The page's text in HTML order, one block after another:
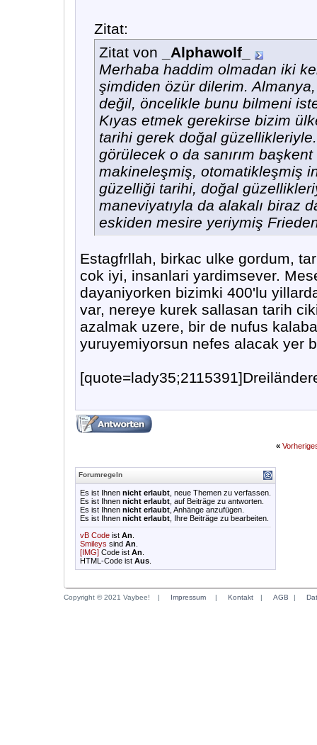
Zitat:
Zitat von
_Alphawolf_
Merhaba haddim olmadan iki
şimdiden özür dilerim.
değil, öncelikle bunu bilmeni
Kıyas etmek gerekirse bizim
tarihi gerek doğal
görülecek o da sanırım
makineleşmiş, otomatikleşmiş
güzelliği tarihi, doğal
maneviyatıyla da alakalı biraz
eskiden mesire yeriymiş
Estagfrllah, birkac ulke gordum,
cok iyi, insanlari yardimsever.
dayaniyorken bizimki 400'lu
var, nereye kurek sallasan tarih
azalmak uzere, bir de nufus
yuruyemiyorsun nefes alacak yer
«
Forumregeln
Es ist Ihnen nicht erlaubt , neue Themen zu verfassen.
Es ist Ihnen nicht erlaubt , auf Beiträge zu antworten.
Es ist Ihnen nicht erlaubt , Anhänge anzufügen.
Es ist Ihnen nicht erlaubt , Ihre Beiträge zu bearbeiten.
vB Code ist An
Smileys sind An
[IMG] Code ist An
HTML-Code ist Aus
Copyright © 2021 Vaybee! | Impressum | Kontakt | AGB |